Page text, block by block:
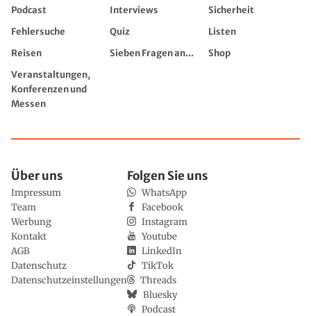
Podcast
Interviews
Sicherheit
Fehlersuche
Quiz
Listen
Reisen
Sieben Fragen an...
Shop
Veranstaltungen,
Konferenzen und
Messen
Über uns
Impressum
Team
Werbung
Kontakt
AGB
Datenschutz
Datenschutzeinstellungen
Folgen Sie uns
WhatsApp
Facebook
Instagram
Youtube
LinkedIn
TikTok
Threads
Bluesky
Podcast